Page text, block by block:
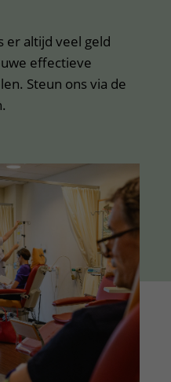
er altijd veel geld
effectieve
Steun ons via de